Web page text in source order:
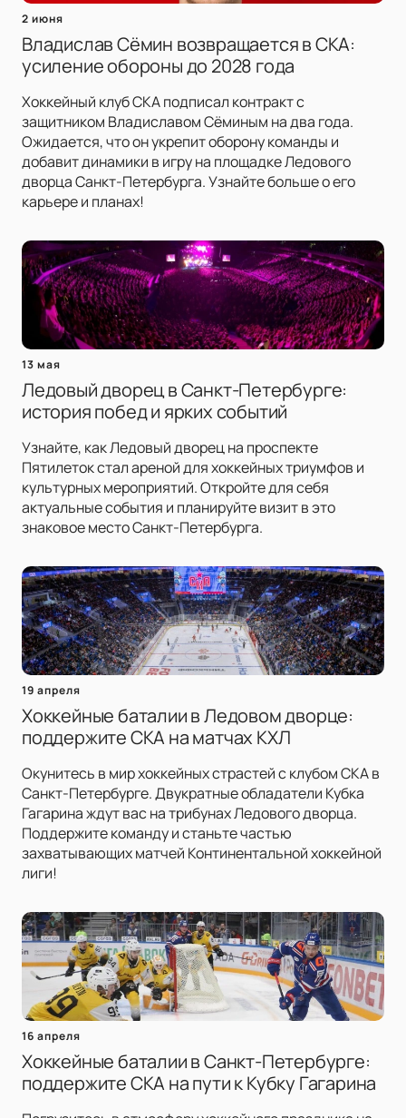
2 июня
Владислав Сёмин возвращается в СКА:
усиление обороны до 2028 года
Хоккейный клуб СКА подписал контракт с
защитником Владиславом Сёминым на два года.
Ожидается, что он укрепит оборону команды и
добавит динамики в игру на площадке Ледового
дворца Санкт-Петербурга. Узнайте больше о его
карьере и планах!
13 мая
Ледовый дворец в Санкт-Петербурге:
история побед и ярких событий
Узнайте, как Ледовый дворец на проспекте
Пятилеток стал ареной для хоккейных триумфов и
культурных мероприятий. Откройте для себя
актуальные события и планируйте визит в это
знаковое место Санкт-Петербурга.
19 апреля
Хоккейные баталии в Ледовом дворце:
поддержите СКА на матчах КХЛ
Окунитесь в мир хоккейных страстей с клубом СКА в
Санкт-Петербурге. Двукратные обладатели Кубка
Гагарина ждут вас на трибунах Ледового дворца.
Поддержите команду и станьте частью
захватывающих матчей Континентальной хоккейной
лиги!
16 апреля
Хоккейные баталии в Санкт-Петербурге:
поддержите СКА на пути к Кубку Гагарина